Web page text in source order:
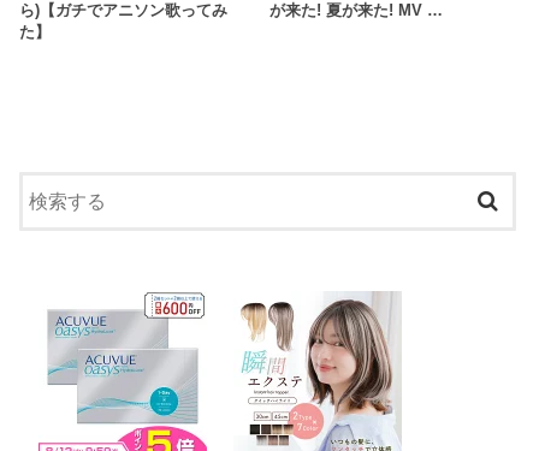
ら)【ガチでアニソン歌ってみ
た】
が来た! 夏が来た! MV …